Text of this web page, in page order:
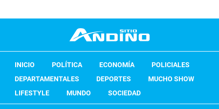
INICIO POLÍTICA ECONOMÍA
POLICIALES
DEPARTAMENTALES
DEPORTES
MUCHO SHOW
LIFESTYLE
MUNDO SOCIEDAD